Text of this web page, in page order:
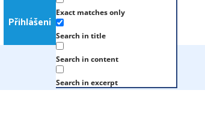
Přihlášení
Exact matches only
Search in title
Search in content
Search in excerpt